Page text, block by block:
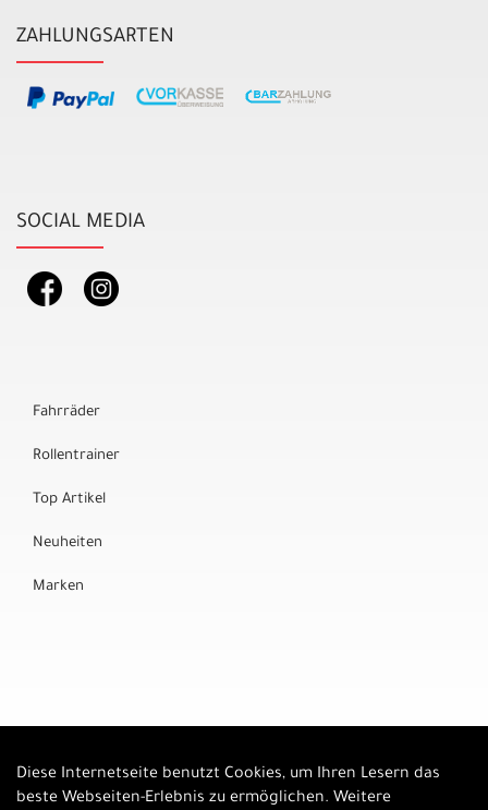
ZAHLUNGSARTEN
SOCIAL MEDIA
Fahrräder
Rollentrainer
Top Artikel
Neuheiten
Marken
Diese Internetseite benutzt Cookies, um Ihren Lesern das
beste Webseiten-Erlebnis zu ermöglichen. Weitere
Auftrag widerrufen